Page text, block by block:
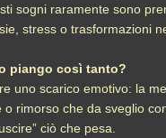
sogni raramente sono
stress o trasformazioni
piango così tanto?
uno scarico emotivo: la
o rimorso che da sveglio
ciò che pesa.